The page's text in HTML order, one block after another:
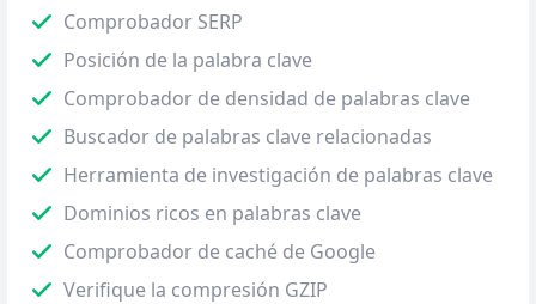
Comprobador SERP
Posición de la palabra clave
Comprobador de densidad de palabras clave
Buscador de palabras clave relacionadas
Herramienta de investigación de palabras clave
Dominios ricos en palabras clave
Comprobador de caché de Google
Verifique la compresión GZIP